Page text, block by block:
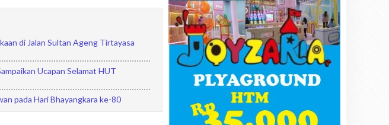
di Jalan Sultan Ageng Tirtayasa
Ucapan Selamat HUT
pada Hari Bhayangkara ke-80